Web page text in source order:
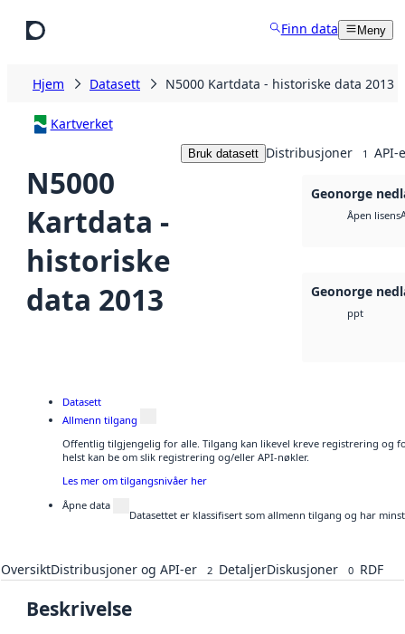
Finn data Meny
Hjem Datasett N5000 Kartdata - historiske data 2013
Kartverket
N5000
Kartdata -
historiske
data 2013
Bruk datasett Distribusjoner 1 API-
Geonorge
Åpen lisens
Geonorge
ppt
Datasett
Allmenn tilgang
Offentlig tilgjengelig for alle. Tilgang kan likevel kreve registrering og
helst kan be om slik registrering og/eller API-nøkler.
Les mer om tilgangsnivåer her
Åpne data
Datasettet er klassifisert som allmenn tilgang og har
OversiktDistribusjoner og API-er 2 DetaljerDiskusjoner 0 RDF
Beskrivelse